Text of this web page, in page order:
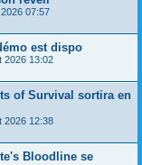
07:57
est dispo
2026 13:02
of Survival sortira en
2026 12:38
Bloodline se